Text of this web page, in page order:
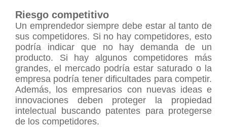
Riesgo competitivo
Un emprendedor siempre debe estar al tanto de
sus competidores. Si no hay competidores, esto
podría indicar que no hay demanda de un
producto. Si hay algunos competidores más
grandes, el mercado podría estar saturado o la
empresa podría tener dificultades para competir.
Además, los empresarios con nuevas ideas e
innovaciones deben proteger la propiedad
intelectual buscando patentes para protegerse
de los competidores.